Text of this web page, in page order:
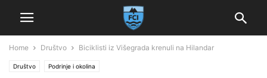
Home Društvo Biciklisti iz Višegrada krenuli na Hilandar
Društvo Podrinje i okolina